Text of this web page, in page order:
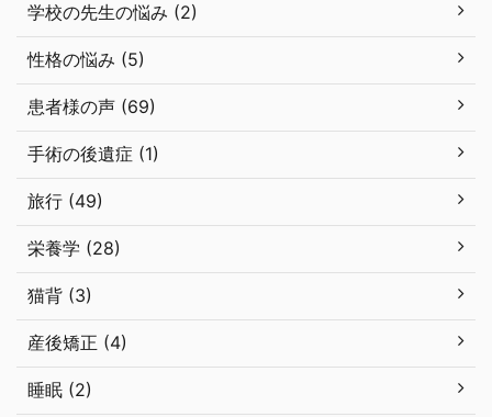
学校の先生の悩み (2)
性格の悩み (5)
患者様の声 (69)
手術の後遺症 (1)
旅行 (49)
栄養学 (28)
猫背 (3)
産後矯正 (4)
睡眠 (2)